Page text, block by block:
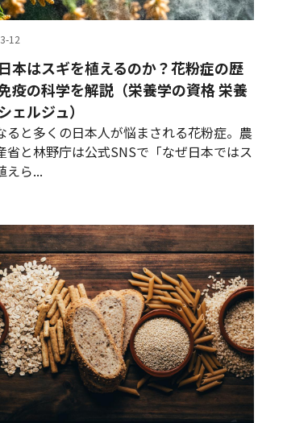
12
本はスギを植えるのか？花粉症の歴
疫の科学を解説（栄養学の資格 栄養
ェルジュ）
ると多くの日本人が悩まされる花粉症。農
省と林野庁は公式SNSで「なぜ日本ではス
えら...